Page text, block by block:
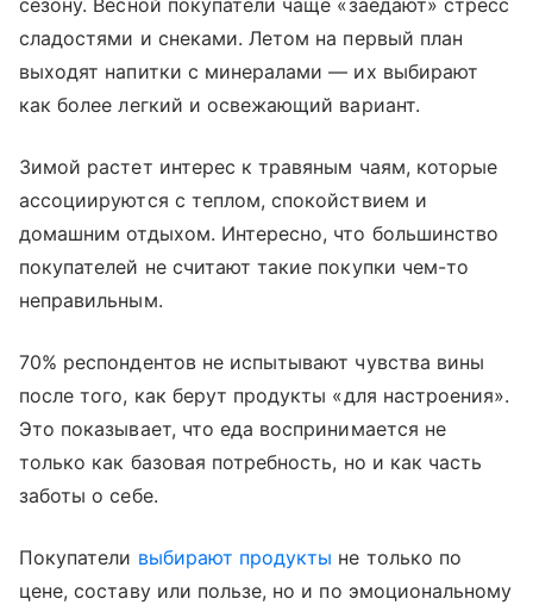
сезону. Весной покупатели чаще «заедают» стресс
сладостями и снеками. Летом на первый план
выходят напитки с минералами — их выбирают
как более легкий и освежающий вариант.
Зимой растет интерес к травяным чаям, которые
ассоциируются с теплом, спокойствием и
домашним отдыхом. Интересно, что большинство
покупателей не считают такие покупки чем-то
неправильным.
70% респондентов не испытывают чувства вины
после того, как берут продукты «для настроения».
Это показывает, что еда воспринимается не
только как базовая потребность, но и как часть
заботы о себе.
Покупатели выбирают продукты не только по
цене, составу или пользе, но и по эмоциональному